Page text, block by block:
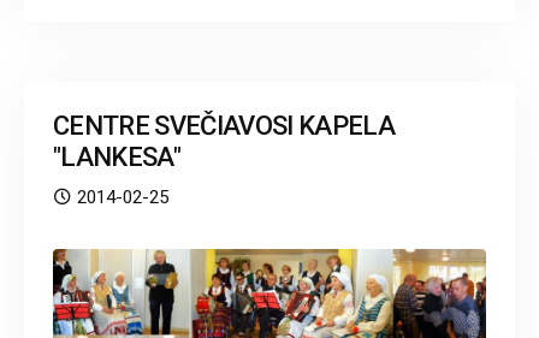
CENTRE SVEČIAVOSI KAPELA
"LANKESA"
2014-02-25